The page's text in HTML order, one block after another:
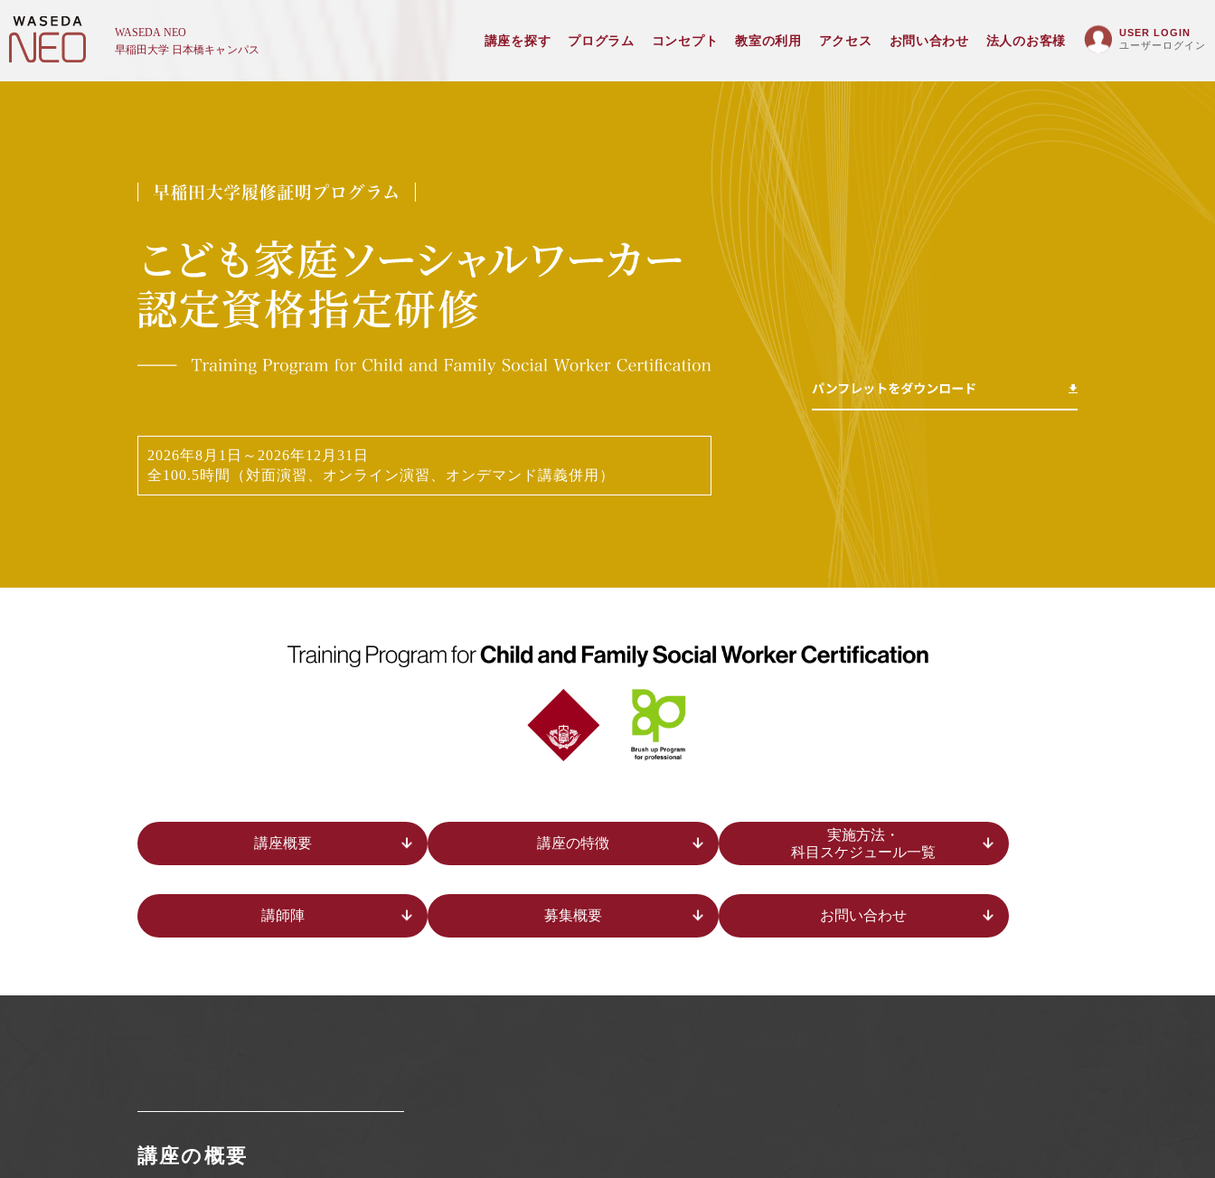
講座を探す プログラム コンセプト 教室の利用 アクセス お問い合わせ 法人のお客様
USER LOGIN
ユーザーログイン
2026年8月1日～2026年12月31日
全100.5時間（対面演習、オンライン演習、オンデマンド講義併用）
講座概要 講座の特徴
実施方法・
科目スケジュール一覧
講師陣 募集概要 お問い合わせ
講座の概要